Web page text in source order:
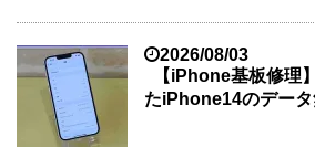
2026/08/03
【iPhone基板修理
たiPhone14のデータ